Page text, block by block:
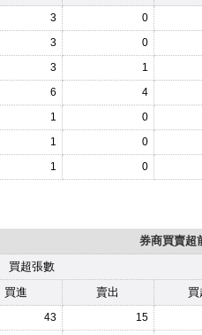
3
0
3
0
3
1
6
4
1
0
1
0
1
0
券商買賣超
買超張數
買進 賣出
43
15